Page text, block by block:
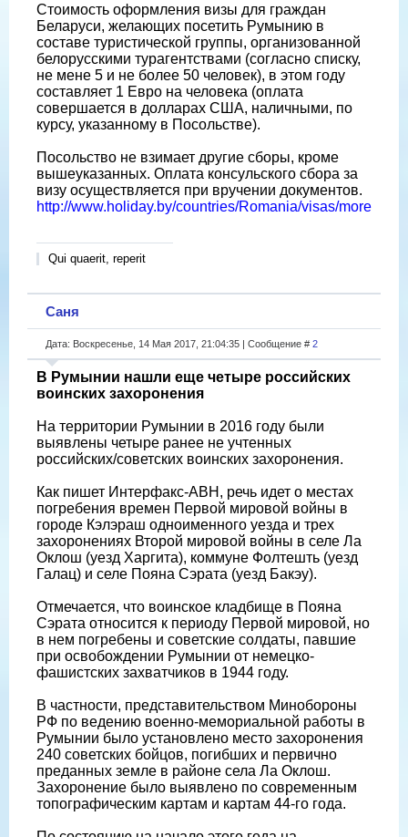
Стоимость оформления визы для граждан
Беларуси, желающих посетить Румынию в
составе туристической группы, организованной
белорусскими турагентствами (согласно списку,
не мене 5 и не более 50 человек), в этом году
составляет 1 Евро на человека (оплата
совершается в долларах США, наличными, по
курсу, указанному в Посольстве).
Посольство не взимает другие сборы, кроме
вышеуказанных. Оплата консульского сбора за
визу осуществляется при вручении документов.
http://www.holiday.by/countries/Romania/visas/more
Qui quaerit, reperit
Саня
Дата: Воскресенье, 14 Мая 2017, 21:04:35 | Сообщение # 2
В Румынии нашли еще четыре российских
воинских захоронения
На территории Румынии в 2016 году были
выявлены четыре ранее не учтенных
российских/советских воинских захоронения.
Как пишет Интерфакс-АВН, речь идет о местах
погребения времен Первой мировой войны в
городе Кэлэраш одноименного уезда и трех
захоронениях Второй мировой войны в селе Ла
Оклош (уезд Харгита), коммуне Фолтешть (уезд
Галац) и селе Пояна Сэрата (уезд Бакэу).
Отмечается, что воинское кладбище в Пояна
Сэрата относится к периоду Первой мировой, но
в нем погребены и советские солдаты, павшие
при освобождении Румынии от немецко-
фашистских захватчиков в 1944 году.
В частности, представительством Минобороны
РФ по ведению военно-мемориальной работы в
Румынии было установлено место захоронения
240 советских бойцов, погибших и первично
преданных земле в районе села Ла Оклош.
Захоронение было выявлено по современным
топографическим картам и картам 44-го года.